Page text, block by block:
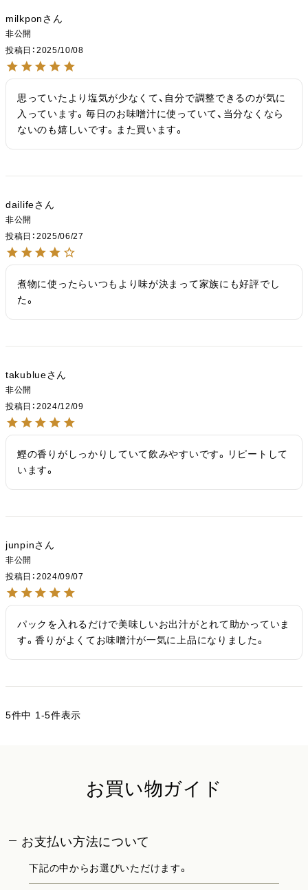
milkpon
非公開
投稿日
2025/10/08
思っていたより塩気が少なくて、自分で調整できるのが気に
入っています。毎日のお味噌汁に使っていて、当分なくなら
ないのも嬉しいです。また買います。
dailife
非公開
投稿日
2025/06/27
煮物に使ったらいつもより味が決まって家族にも好評でし
た。
takublue
非公開
投稿日
2024/12/09
鰹の香りがしっかりしていて飲みやすいです。リピートして
います。
junpin
非公開
投稿日
2024/09/07
パックを入れるだけで美味しいお出汁がとれて助かっていま
す。香りがよくてお味噌汁が一気に上品になりました。
5件中 1-5件表示
お買い物ガイド
お支払い方法について
下記の中からお選びいただけます。